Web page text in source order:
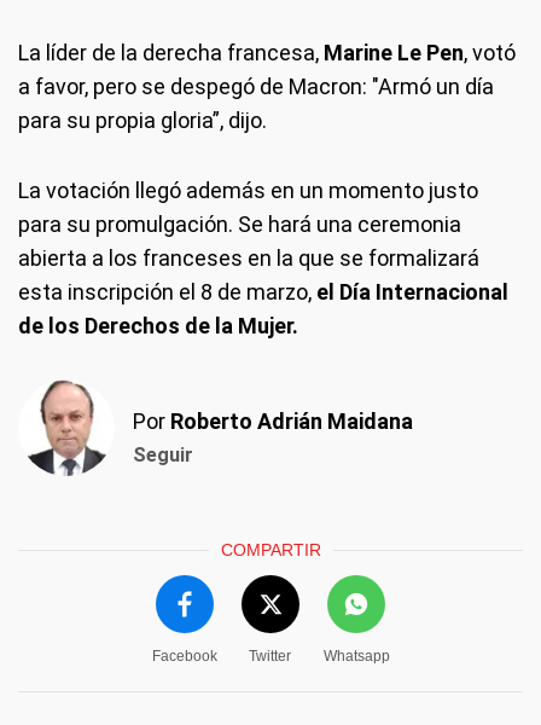
La líder de la derecha francesa, Marine Le Pen, votó
a favor, pero se despegó de Macron: "Armó un día
para su propia gloria”, dijo.
La votación llegó además en un momento justo
para su promulgación. Se hará una ceremonia
abierta a los franceses en la que se formalizará
esta inscripción el 8 de marzo, el Día Internacional
de los Derechos de la Mujer.
Por Roberto Adrián Maidana
Seguir
COMPARTIR
Facebook Twitter Whatsapp